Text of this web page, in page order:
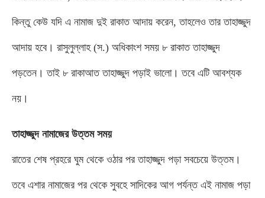
কিন্তু কেউ যদি এ নামাজ দুই রাকাত আদায় করেন,তাহলেও তার তাহাজ্জুদ
আদায় হবে। রাসুলুল্লাহ (স.) অধিকাংশ সময় ৮ রাকাত তাহাজ্জুদ
পড়তেন। তাই ৮ রাকাআত তাহাজ্জুদ পড়াই ভালো। তবে এটি আবশ্যক
নয়।
তাহাজ্জুদ নামাজের উত্তম সময়
রাতের শেষ প্রহরে ঘুম থেকে ওঠার পর তাহাজ্জুদ পড়া সবচেয়ে উত্তম।
তবে এশার নামাজের পর থেকে সুবহে সাদিকের আগ পর্যন্ত এই নামাজ পড়া